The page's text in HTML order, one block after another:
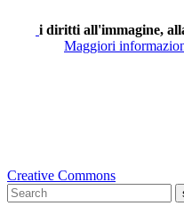
i diritti all'immagine,
Maggiori
Creative Commons